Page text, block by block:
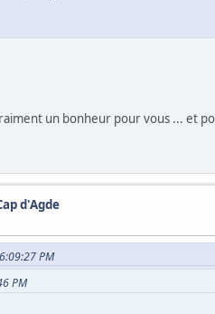
un bonheur pour vous ... et
d'Agde
PM
PM